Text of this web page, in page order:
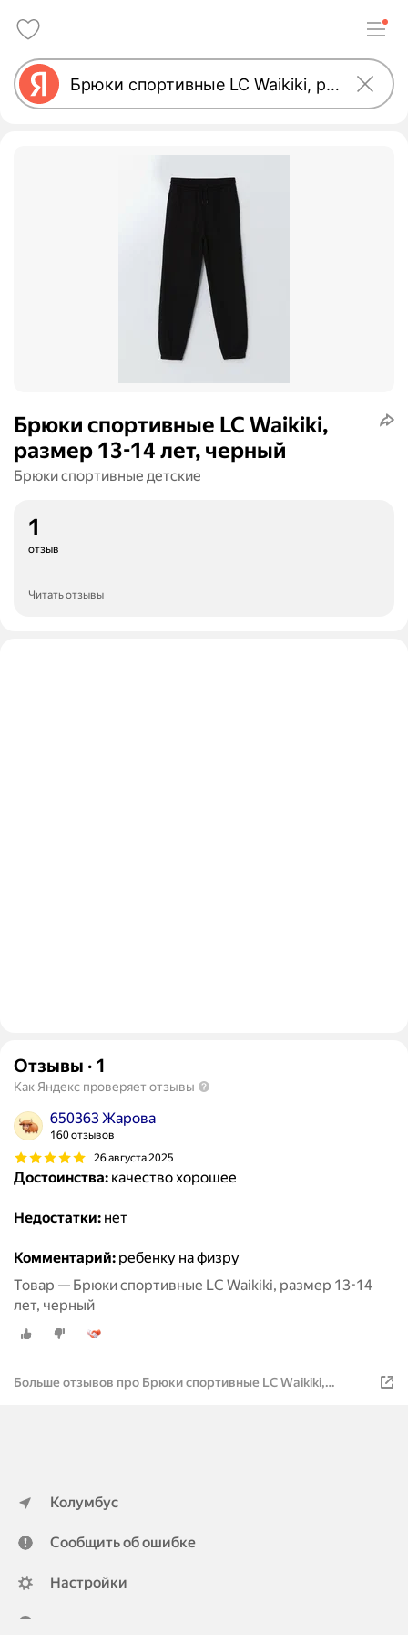
Брюки спортивные LC Waikiki,
размер 13-14 лет, черный
Брюки спортивные детские
1
отзыв
Читать отзывы
Отзывы · 1
Как Яндекс проверяет отзывы
650363 Жарова
160 отзывов
26 августа 2025
Достоинства: качество хорошее
Недостатки: нет
Комментарий: ребенку на физру
Товар — Брюки спортивные LC Waikiki, размер 13-14
лет, черный
Больше отзывов про Брюки спортивные LC Waikiki,
Колумбус
Сообщить об ошибке
Настройки